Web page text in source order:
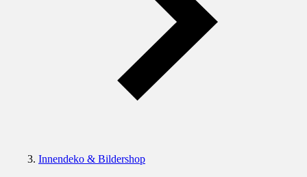
Innendeko & Bildershop